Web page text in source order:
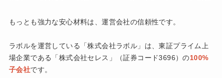
もっとも強力な安心材料は、運営会社の信頼性です。
ラボルを運営している「株式会社ラボル」は、東証プライム上
場企業である「株式会社セレス」（証券コード3696）の100%
子会社です。